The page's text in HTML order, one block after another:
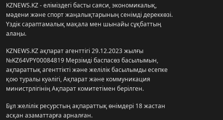
KZNEWS.KZ - еліміздегі басты саяси, экономикалық,
мәдени және спорт жаңалықтарының сенімді дереккөзі.
Үздік сараптамалық мақала мен шынайы сұқбаттың
алаңы.
KZNEWS.KZ ақпарат агенттігі 29.12.2023 жылғы
№KZ64VPY00084819 Мерзімді баспасөз басылымын,
ақпараттық агенттікті және желілік басылымды есепке
қою туралы куәлігі, Ақпарат және коммуникация
министрлігінің Ақпарат комитетімен берілген.
Бұл желілік ресурстың ақпараттық өнімдері 18 жастан
асқан азаматтарға арналған.